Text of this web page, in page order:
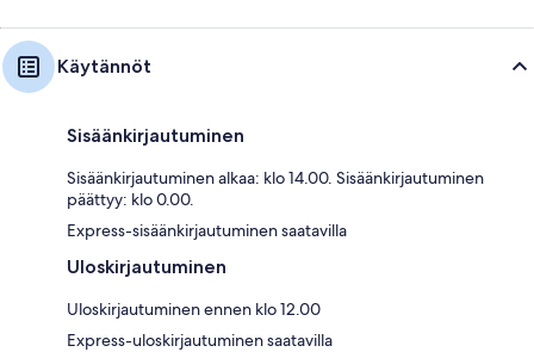
Käytännöt
Sisäänkirjautuminen
Sisäänkirjautuminen alkaa: klo 14.00. Sisäänkirjautuminen
päättyy: klo 0.00.
Express-sisäänkirjautuminen saatavilla
Uloskirjautuminen
Uloskirjautuminen ennen klo 12.00
Express-uloskirjautuminen saatavilla